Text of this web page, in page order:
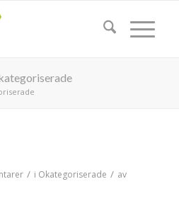
/ i Okategoriserade / av